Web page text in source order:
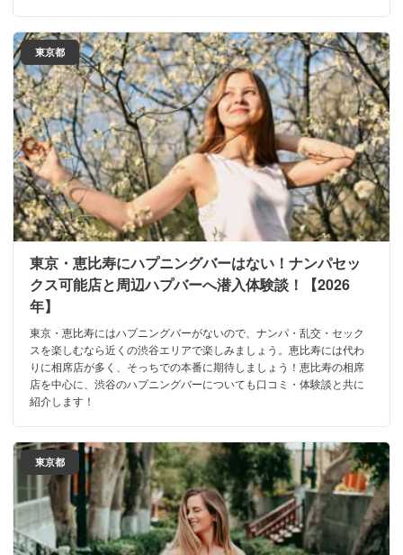
東京都
東京・恵比寿にハプニングバーはない！ナンパセッ
クス可能店と周辺ハプバーへ潜入体験談！【2026
年】
東京・恵比寿にはハプニングバーがないので、ナンパ・乱交・セック
スを楽しむなら近くの渋谷エリアで楽しみましょう。恵比寿には代わ
りに相席店が多く、そっちでの本番に期待しましょう！恵比寿の相席
店を中心に、渋谷のハプニングバーについても口コミ・体験談と共に
紹介します！
東京都